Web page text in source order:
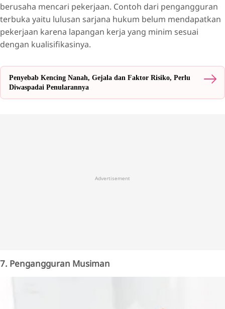
berusaha mencari pekerjaan. Contoh dari pengangguran
terbuka yaitu lulusan sarjana hukum belum mendapatkan
pekerjaan karena lapangan kerja yang minim sesuai
dengan kualisifikasinya.
Penyebab Kencing Nanah, Gejala dan Faktor Risiko, Perlu
Diwaspadai Penularannya
Advertisement
7. Pengangguran Musiman